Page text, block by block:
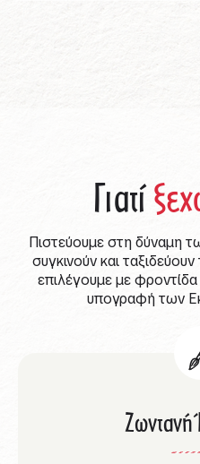
Γιατί
Πιστεύουμε στη δύναμη
συγκινούν και
επιλέγουμε με
υπογραφή των